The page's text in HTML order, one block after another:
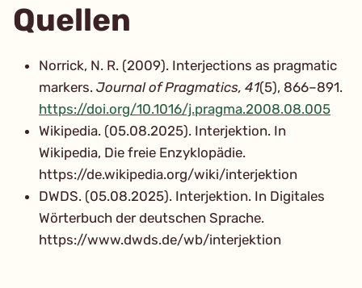
Quellen
Norrick, N. R. (2009). Interjections as pragmatic
markers. Journal of Pragmatics, 41(5), 866–891.
https://doi.org/10.1016/j.pragma.2008.08.005
Wikipedia. (05.08.2025). Interjektion. In
Wikipedia, Die freie Enzyklopädie.
https://de.wikipedia.org/wiki/interjektion
DWDS. (05.08.2025). Interjektion. In Digitales
Wörterbuch der deutschen Sprache.
https://www.dwds.de/wb/interjektion